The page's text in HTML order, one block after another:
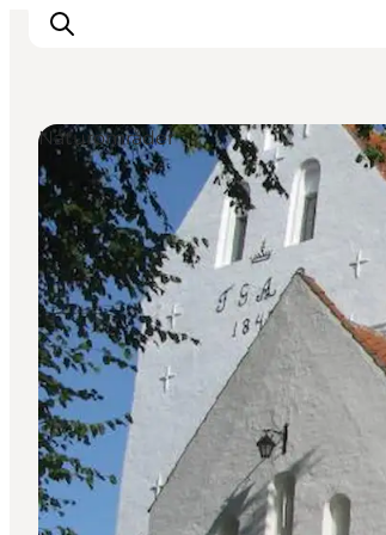
Naturområder